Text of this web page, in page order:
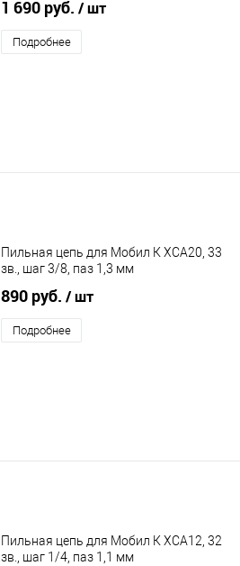
1 690 руб. / шт
Подробнее
Пильная цепь для Мобил К XCA20, 33
зв., шаг 3/8, паз 1,3 мм
890 руб. / шт
Подробнее
Пильная цепь для Мобил К XCA12, 32
зв., шаг 1/4, паз 1,1 мм